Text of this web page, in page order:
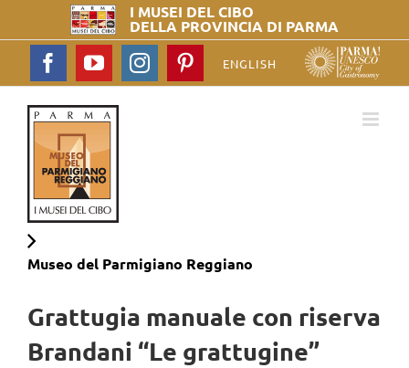
I MUSEI DELCIBO
DELLA PROVINCIA DI PARMA
ENGLISH
FacebookYouTubeInstagramPinterest
Museo del Parmigiano Reggiano
Grattugia manuale con riserva
Brandani “Le grattugine”